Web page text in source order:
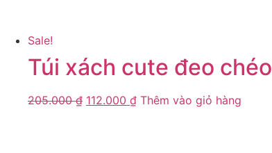
Sale!
Túi xách cute đeo
205.000₫ 112.000 ₫ Thêm vào giỏ hàng